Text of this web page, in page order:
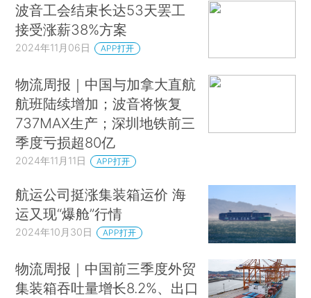
波音工会结束长达53天罢工
接受涨薪38%方案
2024年11月06日 APP打开
物流周报｜中国与加拿大直航
航班陆续增加；波音将恢复
737MAX生产；深圳地铁前三
季度亏损超80亿
2024年11月11日 APP打开
航运公司挺涨集装箱运价 海
运又现“爆舱”行情
2024年10月30日 APP打开
物流周报｜中国前三季度外贸
集装箱吞吐量增长8.2%、出口